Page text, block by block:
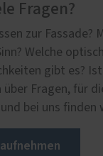
Fragen?
zur Fassade?
Welche
gibt es?
über Fragen, für
bei uns finden